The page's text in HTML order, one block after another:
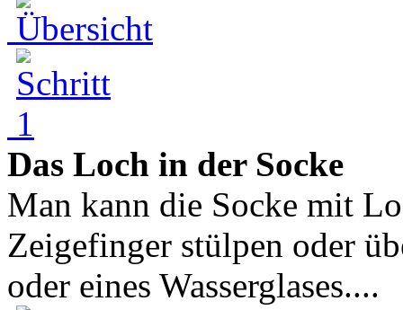
Das Loch in der Socke
Man kann die Socke mit
Zeigefinger stülpen oder
oder eines Wasserglases....